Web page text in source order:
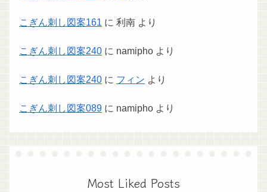
こぎん刺し図案161 に 利南 より
こぎん刺し図案240 に namipho より
こぎん刺し図案240 に フィン より
こぎん刺し図案089 に namipho より
Most Liked Posts